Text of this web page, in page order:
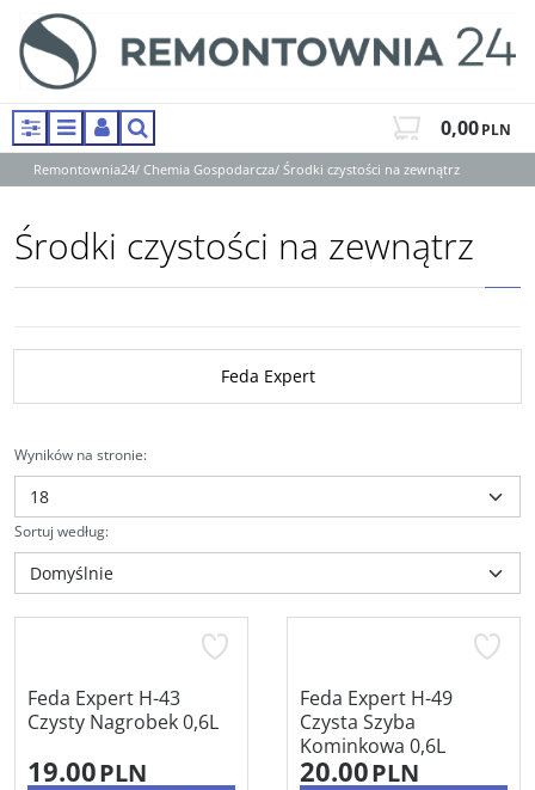
PanelMenuPanelSzukaj 0,00PLN
Remontownia24/ Chemia Gospodarcza/ Środki czystości na zewnątrz
Środki czystości na zewnątrz
Feda Expert
Wyników na stronie:
Sortuj według:
Feda Expert H-43
Czysty Nagrobek 0,6L
19.00PLN
Feda Expert H-49
Czysta Szyba
Kominkowa 0,6L
20.00PLN